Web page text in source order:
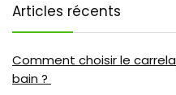
Articles récents
Comment choisir le
bain ?